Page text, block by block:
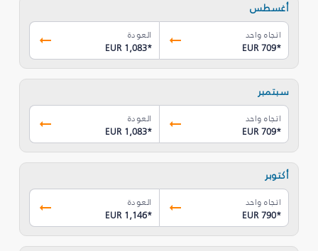
أغسطس
اتجاه واحد
EUR 709*
العودة
EUR 1,083*
سبتمبر
اتجاه واحد
EUR 709*
العودة
EUR 1,083*
أكتوبر
اتجاه واحد
EUR 790*
العودة
EUR 1,146*